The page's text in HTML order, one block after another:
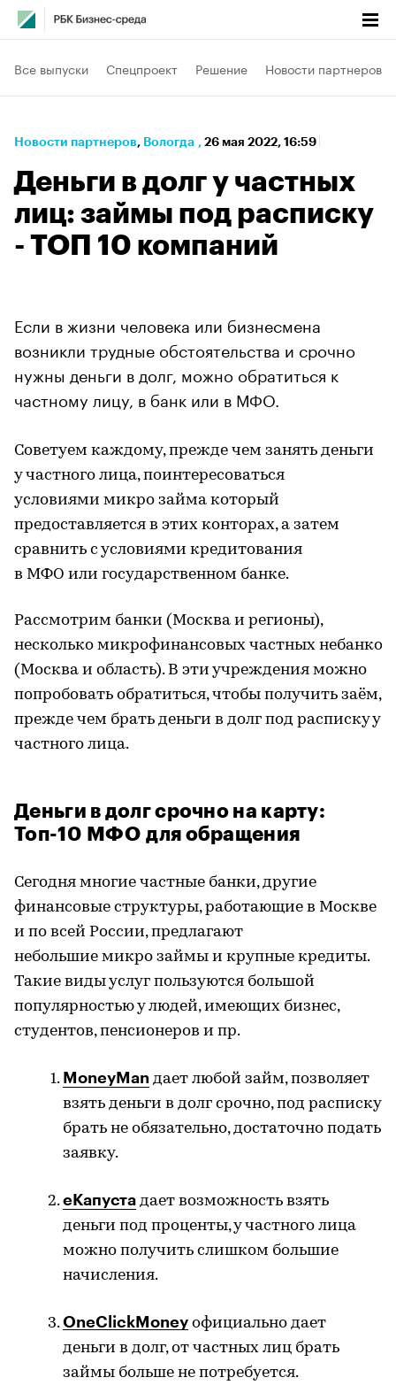
Все выпуски Спецпроект Решение Новости партнеров
Новости партнеров⁠, Вологда , 26 мая 2022, 16:59
Деньги в долг у частных
лиц: займы под расписку
- ТОП 10 компаний
Если в жизни человека или бизнесмена
возникли трудные обстоятельства и срочно
нужны деньги в долг, можно обратиться к
частному лицу, в банк или в МФО.
Советуем каждому, прежде чем занять деньги
у частного лица, поинтересоваться
условиями микро займа который
предоставляется в этих конторах, а затем
сравнить с условиями кредитования
в МФО или государственном банке.
Рассмотрим банки (Москва и регионы),
несколько микрофинансовых частных
(Москва и область). В эти учреждения можно
попробовать обратиться, чтобы получить заём,
прежде чем брать деньги в долг под расписку у
частного лица.
Деньги в долг срочно на карту:
Топ-10 МФО для обращения
Сегодня многие частные банки, другие
финансовые структуры, работающие в Москве
и по всей России, предлагают
небольшие микро займы и крупные кредиты.
Такие виды услуг пользуются большой
популярностью у людей, имеющих бизнес,
студентов, пенсионеров и пр.
MoneyMan дает любой займ, позволяет
взять деньги в долг срочно, под расписку
брать не обязательно, достаточно подать
заявку.
еКапуста дает возможность взять
деньги под проценты, у частного лица
можно получить слишком большие
начисления.
OneClickMoney официально дает
деньги в долг, от частных лиц брать
займы больше не потребуется.